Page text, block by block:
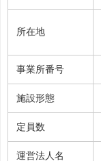
所在地
事業所番号
施設形態
定員数
運営法人名